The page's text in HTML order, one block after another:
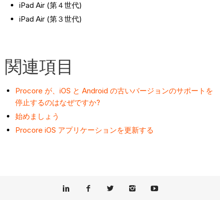
iPad Air (第４世代)
iPad Air (第３世代)
関連項目
Procore が、iOS と Android の古いバージョンのサポートを
停止するのはなぜですか?
始めましょう
Procore iOS アプリケーションを更新する